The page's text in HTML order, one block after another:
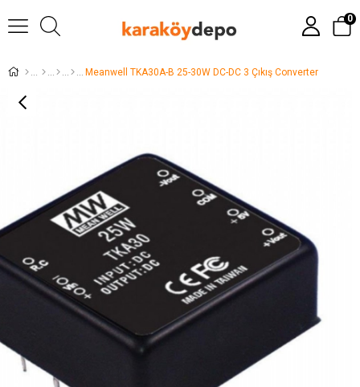
0
Meanwell TKA30A-B 25-30W DC-DC 3 Çıkış Converter